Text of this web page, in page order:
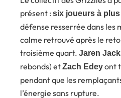
présent : six joueurs à
défense resserrée dans les
calme retrouvé après le
troisième quart. Jaren
rebonds) etZach Edeyont
pendant que les
l’énergie sans rupture.